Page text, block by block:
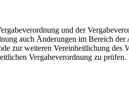
und der
auch Änderungen im Bereich
zur weiteren Vereinheitlichung
Vergabeverordnung zu prüfen.